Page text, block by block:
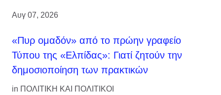
Αυγ 07, 2026
«Πυρ ομαδόν» από το πρώην γραφείο
Τύπου της «Ελπίδας»: Γιατί ζητούν την
δημοσιοποίηση των πρακτικών
in ΠΟΛΙΤΙΚΗ ΚΑΙ ΠΟΛΙΤΙΚΟΙ